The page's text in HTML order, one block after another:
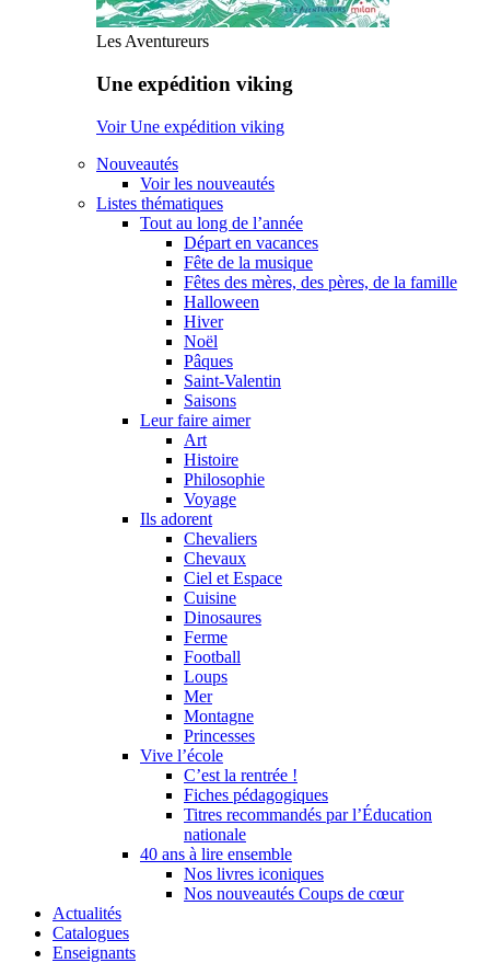
Les Aventureurs
Une expédition viking
Voir Une expédition viking
Nouveautés
Voir les nouveautés
Listes thématiques
Tout au long de l’année
Départ en vacances
Fête de la musique
Fêtes des mères, des pères, de la famille
Halloween
Hiver
Noël
Pâques
Saint-Valentin
Saisons
Leur faire aimer
Art
Histoire
Philosophie
Voyage
Ils adorent
Chevaliers
Chevaux
Ciel et Espace
Cuisine
Dinosaures
Ferme
Football
Loups
Mer
Montagne
Princesses
Vive l’école
C’est la rentrée !
Fiches pédagogiques
Titres recommandés par l’Éducation
nationale
40 ans à lire ensemble
Nos livres iconiques
Nos nouveautés Coups de cœur
Actualités
Catalogues
Enseignants